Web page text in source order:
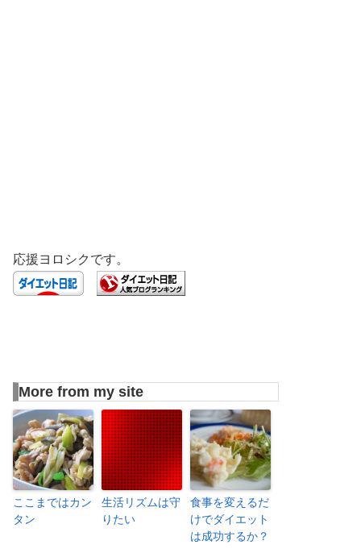
応援ヨロシクです。
More from my site
ここまではカン
タン
生活リズムは守
りたい
食事を変えるだ
けでダイエット
は成功するか？